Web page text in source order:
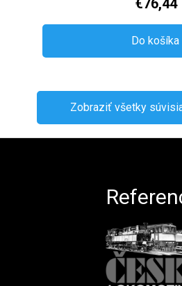
€76,44
Do košíka
Zobraziť všetky